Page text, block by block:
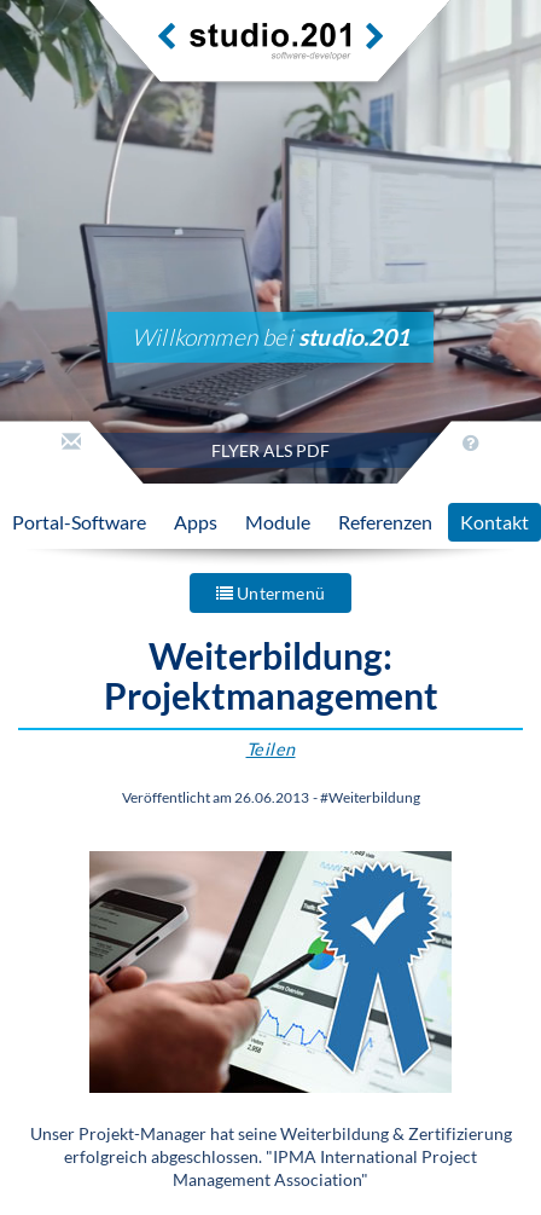
Willkommen beistudio.201
FLYER ALS PDF
Portal-Software Apps Module Referenzen Kontakt
Untermenü
Weiterbildung:
Projektmanagement
Teilen
Veröffentlicht am 26.06.2013 -#Weiterbildung
Unser Projekt-Manager hat seine Weiterbildung & Zertifizierung
erfolgreich abgeschlossen. "IPMA International Project
Management Association"